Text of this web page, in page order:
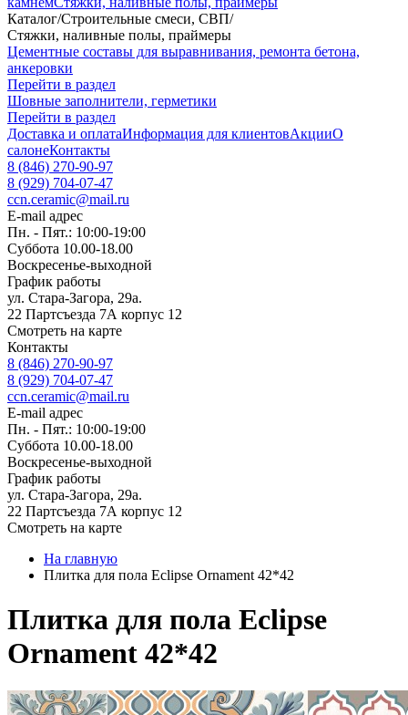
Каталог/Строительные смеси, СВП/
Стяжки, наливные полы, праймеры
Цементные составы для выравнивания, ремонта бетона,
анкеровки
Перейти в раздел
Шовные заполнители, герметики
Перейти в раздел
Доставка и оплатаИнформация для клиентовАкцииО
салонеКонтакты
8 (846) 270-90-97
8 (929) 704-07-47
ccn.ceramic@mail.ru
E-mail адрес
Пн. - Пят.: 10:00-19:00
Суббота 10.00-18.00
Воскресенье-выходной
График работы
ул. Стара-Загора, 29а.
22 Партсъезда 7А корпус 12
Смотреть на карте
Контакты
8 (846) 270-90-97
8 (929) 704-07-47
ccn.ceramic@mail.ru
E-mail адрес
Пн. - Пят.: 10:00-19:00
Суббота 10.00-18.00
Воскресенье-выходной
График работы
ул. Стара-Загора, 29а.
22 Партсъезда 7А корпус 12
Смотреть на карте
На главную
Плитка для пола Eclipse Ornament 42*42
Плитка для пола Eclipse
Ornament 42*42